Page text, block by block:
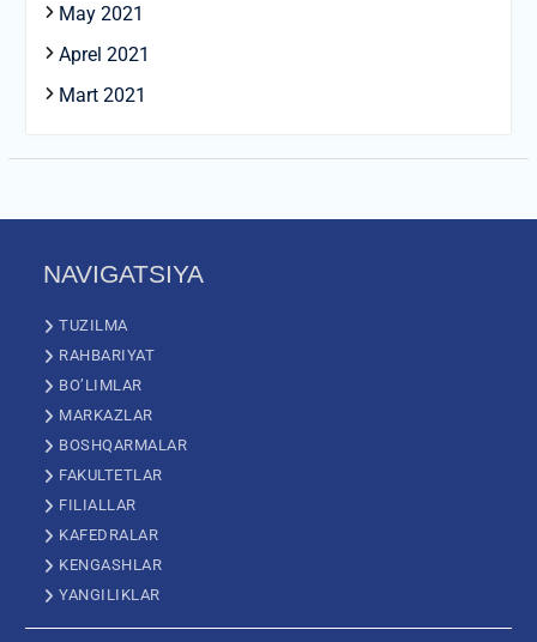
May 2021
Aprel 2021
Mart 2021
NAVIGATSIYA
TUZILMA
RAHBARIYAT
BO’LIMLAR
MARKAZLAR
BOSHQARMALAR
FAKULTETLAR
FILIALLAR
KAFEDRALAR
KENGASHLAR
YANGILIKLAR